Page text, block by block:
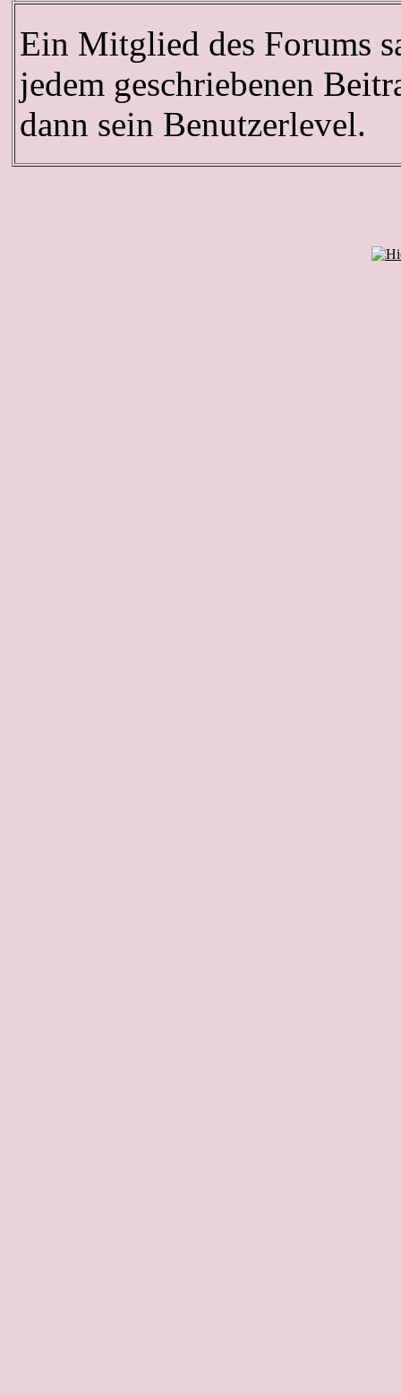
Ein Mitglied des Forums
jedem geschriebenen
dann sein Benutzerlevel.